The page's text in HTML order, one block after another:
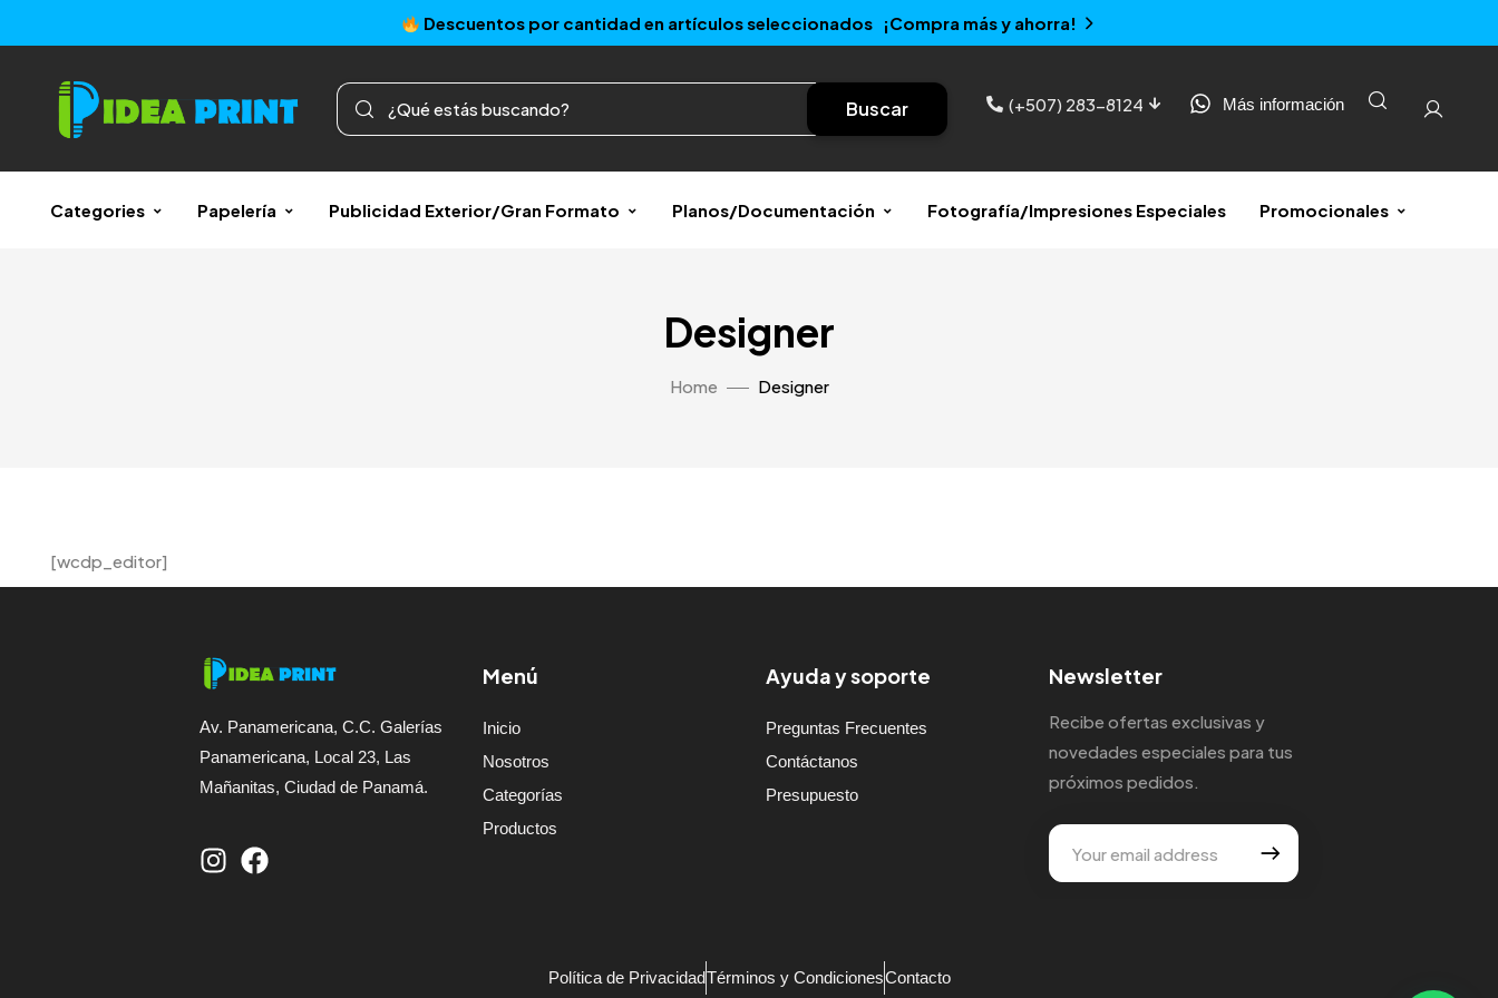
Descuentos por cantidad en artículos seleccionados ¡Compra más y ahorra!
Buscar (+507) 283-8124 Más información
Categories Papelería Publicidad Exterior/Gran Formato Planos/Documentación Fotografía/Impresiones Especiales Promocionales
Designer
Home Designer
[wcdp_editor]
Av. Panamericana, C.C. Galerías
Panamericana, Local 23, Las
Mañanitas, Ciudad de Panamá.
Menú
Inicio
Nosotros
Categorías
Productos
Ayuda y soporte
Preguntas Frecuentes
Contáctanos
Presupuesto
Newsletter
Recibe ofertas exclusivas y
novedades especiales para tus
próximos pedidos.
Política de PrivacidadTérminos y CondicionesContacto